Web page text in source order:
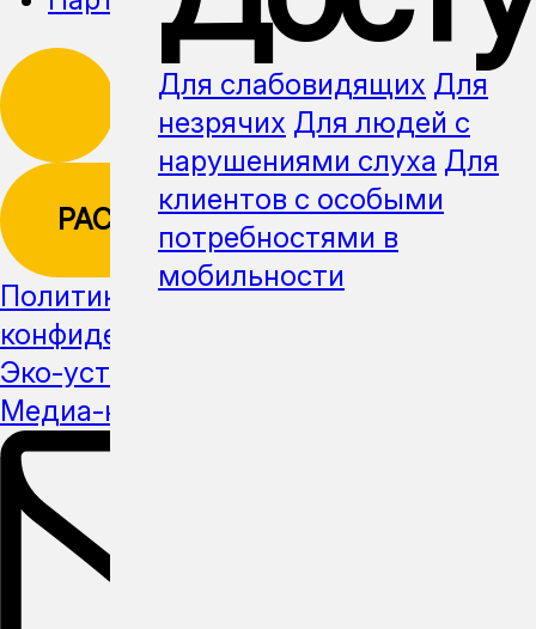
РАССЫЛКА
Политика
конфиденциальности
Эко-устойчивость
Медиа-кит
Для слабовидящих Для
незрячих Для людей с
нарушениями слуха Для
клиентов с особыми
потребностями в
мобильности